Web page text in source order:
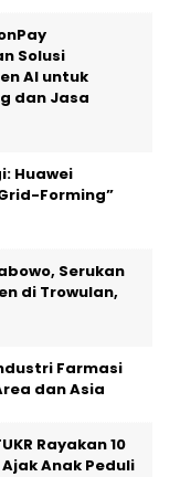
Solusi
AI untuk
dan Jasa
Huawei
Forming”
Serukan
di Trowulan,
Farmasi
dan Asia
Rayakan 10
Anak Peduli